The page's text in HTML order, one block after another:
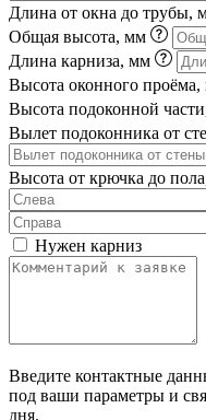
Длина от окна до трубы,
Общая высота, мм
Длина карниза, мм
Высота оконного
Высота подоконной
Вылет подоконника от
Высота от крючка до
Нужен карниз
Введите контактные
под ваши параметры и
дня.